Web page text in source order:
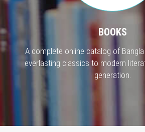
BOOKS
A complete online catalog of
everlasting classics to modern
generation.